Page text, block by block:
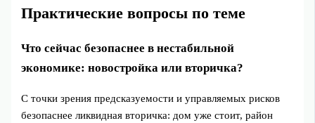
Практические вопросы по теме
Что сейчас безопаснее в нестабильной
экономике: новостройка или вторичка?
С точки зрения предсказуемости и управляемых рисков
безопаснее ликвидная вторичка: дом уже стоит, район